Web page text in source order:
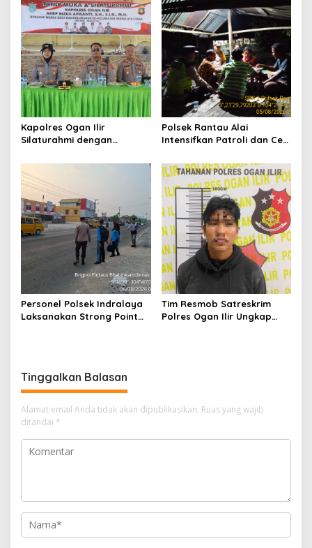
Kapolres Ogan Ilir
Silaturahmi dengan
Utara, Perkuat Sinergi
Kamtibmas dan Antisipasi
Karhutla
Polsek Rantau Alai
Intensifkan Patroli dan Cek
Sinergi Jaga Kamtibmas
Personel Polsek Indralaya
Laksanakan Strong Point
Tim Resmob Satreskrim
Polres Ogan Ilir Ungkap
Tinggalkan Balasan
Alamat email Anda tidak akan dipublikasikan. Ruas yang wajib
ditandai *